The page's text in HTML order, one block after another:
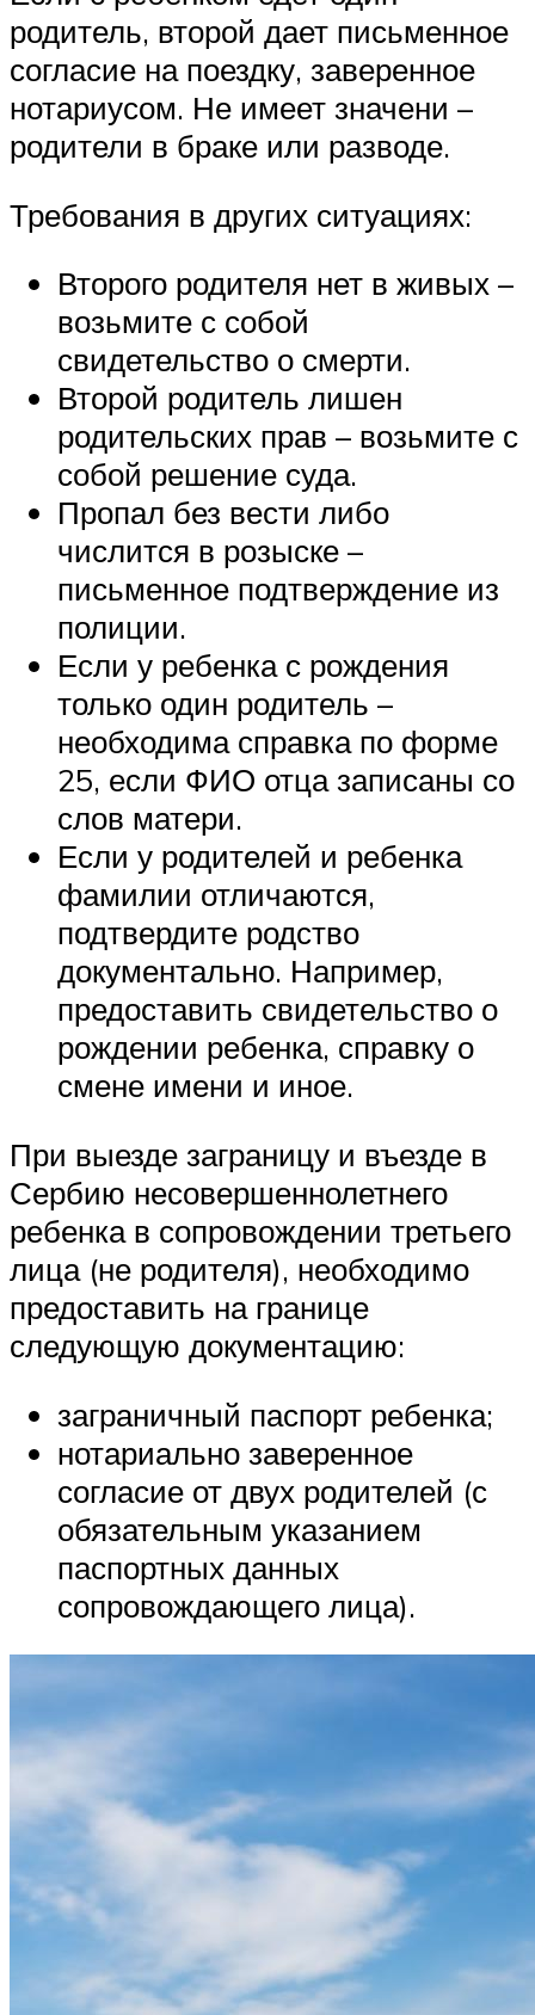
родитель, второй дает письменное
согласие на поездку, заверенное
нотариусом. Не имеет значени –
родители в браке или разводе.
Требования в других ситуациях:
Второго родителя нет в живых –
возьмите с собой
свидетельство о смерти.
Второй родитель лишен
родительских прав – возьмите с
собой решение суда.
Пропал без вести либо
числится в розыске –
письменное подтверждение из
полиции.
Если у ребенка с рождения
только один родитель –
необходима справка по форме
25, если ФИО отца записаны со
слов матери.
Если у родителей и ребенка
фамилии отличаются,
подтвердите родство
документально. Например,
предоставить свидетельство о
рождении ребенка, справку о
смене имени и иное.
При выезде заграницу и въезде в
Сербию несовершеннолетнего
ребенка в сопровождении третьего
лица (не родителя), необходимо
предоставить на границе
следующую документацию:
заграничный паспорт ребенка;
нотариально заверенное
согласие от двух родителей (с
обязательным указанием
паспортных данных
сопровождающего лица).